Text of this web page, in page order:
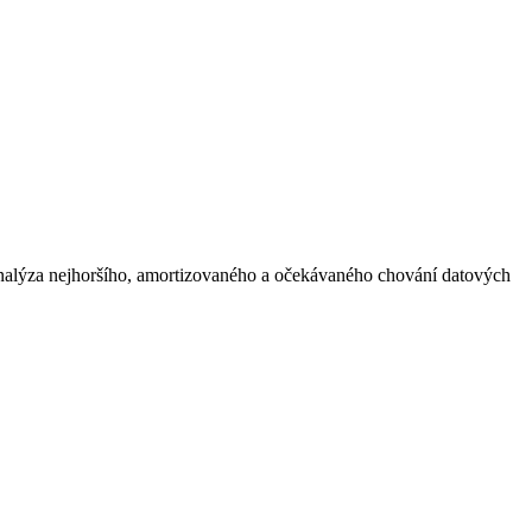
nejhoršího, amortizovaného a očekávaného chování datových